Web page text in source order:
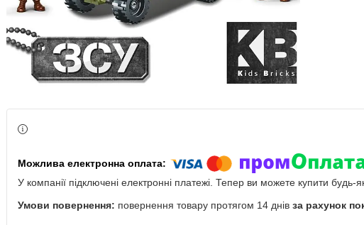
У компанії підключені електронні платежі. Тепер ви можете купити будь-
повернення товару протягом 14 днів за рахунок